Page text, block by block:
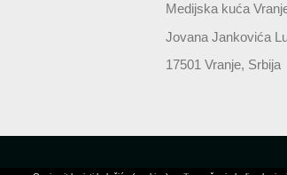
Medijska kuća
Jovana Jankovića
17501 Vranje, Srbija